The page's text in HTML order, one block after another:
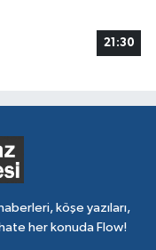
21:30
köşe yazıları,
her konuda Flow!